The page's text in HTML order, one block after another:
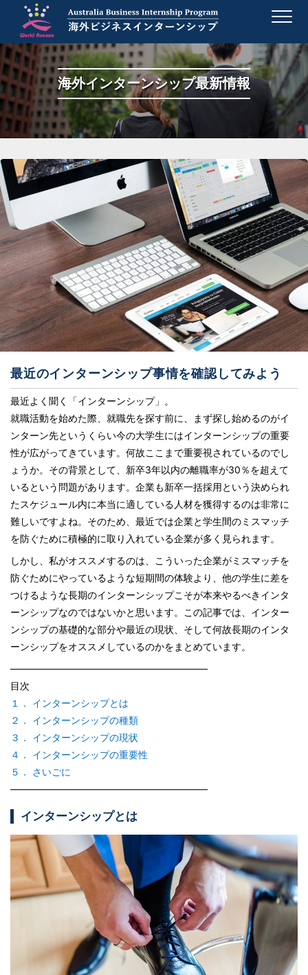
k
p
t
o
c
o
e
t
海外インターンシップ最新情報
最近のインターンシップ事情を確認してみよう
最近よく聞く「インターンシップ」。
就職活動を始めた際、就職先を探す前に、まず探し始めるのがイ
ンターン先というくらい今の大学生にはインターンシップの重要
性が広がってきています。何故ここまで重要視されているのでし
ょうか。その背景として、新卒3年以内の離職率が30％を超えて
いるという問題があります。企業も新卒一括採用という決められ
たスケジュール内に本当に適している人材を獲得するのは非常に
難しいですよね。そのため、最近では企業と学生間のミスマッチ
を防ぐために積極的に取り入れている企業が多く見られます。
しかし、私がオススメするのは、こういった企業がミスマッチを
防ぐためにやっているような短期間の体験より、他の学生に差を
つけるような長期のインターンシップこそが本来やるべきインタ
ーンシップなのではないかと思います。この記事では、インター
ンシップの基礎的な部分や最近の現状、そして何故長期のインタ
ーンシップをオススメしているのかをまとめています。
————————————————————–
目次
１． インターンシップとは
２． インターンシップの種類
３． インターンシップの現状
４． インターンシップの重要性
５． さいごに
————————————————————–
インターンシップとは